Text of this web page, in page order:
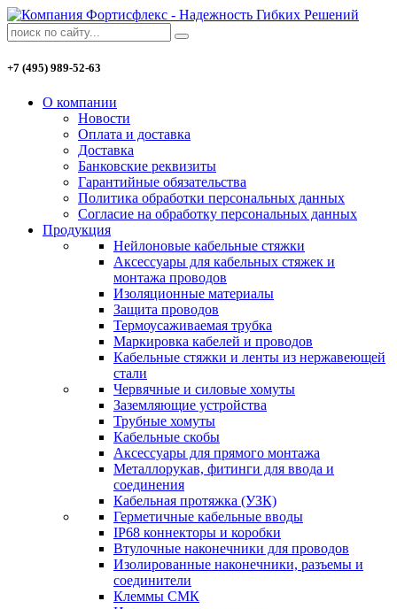
+7 (495) 989-52-63
О компании
Новости
Оплата и доставка
Доставка
Банковские реквизиты
Гарантийные обязательства
Политика обработки персональных данных
Согласие на обработку персональных данных
Продукция
Нейлоновые кабельные стяжки
Аксессуары для кабельных стяжек и
монтажа проводов
Изоляционные материалы
Защита проводов
Термоусаживаемая трубка
Маркировка кабелей и проводов
Кабельные стяжки и ленты из нержавеющей
стали
Червячные и силовые хомуты
Заземляющие устройства
Трубные хомуты
Кабельные скобы
Аксессуары для прямого монтажа
Металлорукав, фитинги для ввода и
соединения
Кабельная протяжка (УЗК)
Герметичные кабельные вводы
IP68 коннекторы и коробки
Втулочные наконечники для проводов
Изолированные наконечники, разъемы и
соединители
Клеммы СМК